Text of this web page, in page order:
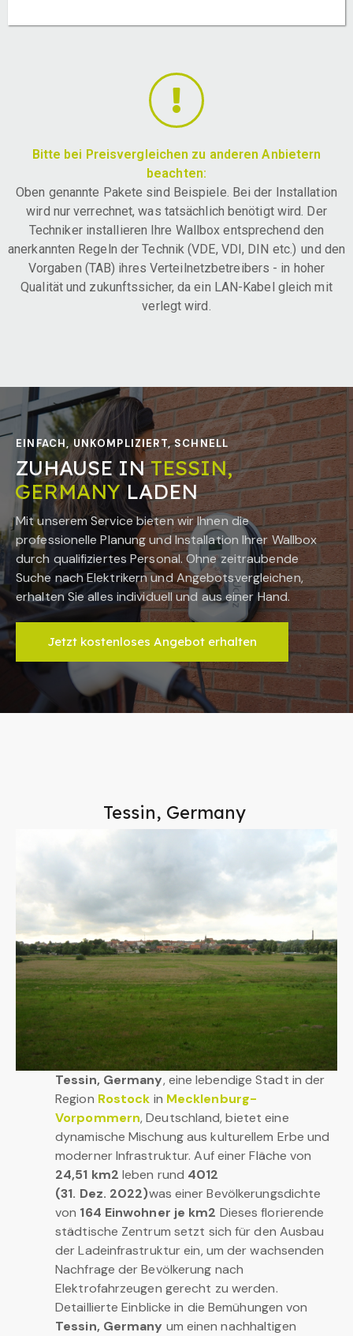
Bitte bei Preisvergleichen zu anderen Anbietern
beachten:
Oben genannte Pakete sind Beispiele. Bei der Installation
wird nur verrechnet, was tatsächlich benötigt wird. Der
Techniker installieren Ihre Wallbox entsprechend den
anerkannten Regeln der Technik (VDE, VDI, DIN etc.) und den
Vorgaben (TAB) ihres Verteilnetzbetreibers - in hoher
Qualität und zukunftssicher, da ein LAN-Kabel gleich mit
verlegt wird.
EINFACH, UNKOMPLIZIERT, SCHNELL
ZUHAUSE INTESSIN,
GERMANYLADEN
Mit unserem Service bieten wir Ihnen die
professionelle Planung und Installation Ihrer Wallbox
durch qualifiziertes Personal. Ohne zeitraubende
Suche nach Elektrikern und Angebotsvergleichen,
erhalten Sie alles individuell und aus einer Hand.
Jetzt kostenloses Angebot erhalten
Tessin, Germany
Tessin, Germany, eine lebendige Stadt in der
Region Rostock in Mecklenburg-
Vorpommern, Deutschland, bietet eine
dynamische Mischung aus kulturellem Erbe und
moderner Infrastruktur. Auf einer Fläche von
24,51 km2 leben rund 4012
(31. Dez. 2022)was einer Bevölkerungsdichte
von 164 Einwohner je km2 Dieses florierende
städtische Zentrum setzt sich für den Ausbau
der Ladeinfrastruktur ein, um der wachsenden
Nachfrage der Bevölkerung nach
Elektrofahrzeugen gerecht zu werden.
Detaillierte Einblicke in die Bemühungen von
Tessin, Germany um einen nachhaltigen